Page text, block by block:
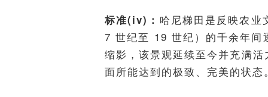
标准(iv)： 哈尼梯田是反映农
7 世纪至 19 世纪）的千余年间
缩影，该景观延续至今并充满
面所能达到的极致、完美的状态